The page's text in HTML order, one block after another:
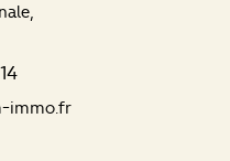
immo.fr